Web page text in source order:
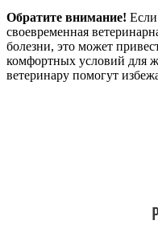
Обратите внимание!
своевременная
болезни, это может
комфортных условий для
ветеринару помогут